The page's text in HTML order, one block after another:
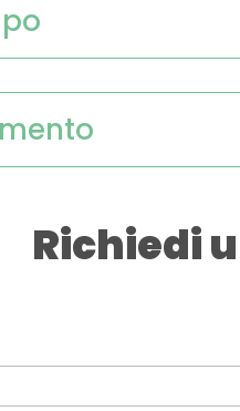
Richiedi